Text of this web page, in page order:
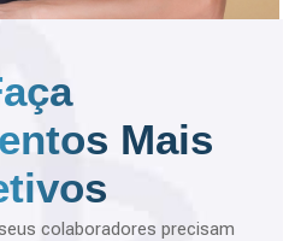
Mais
colaboradores precisam